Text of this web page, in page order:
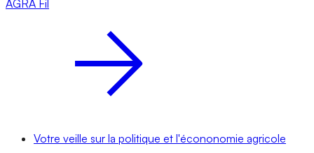
AGRA Fil
Votre veille sur la politique et l'écononomie agricole